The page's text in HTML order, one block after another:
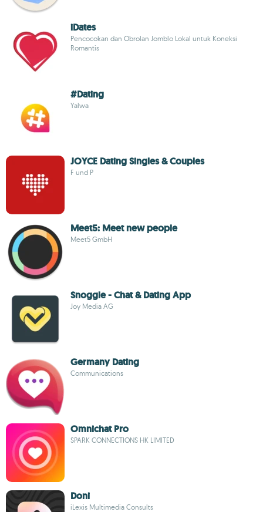
iDates
Pencocokan dan Obrolan Jomblo Lokal untuk Koneksi
Romantis
#Dating
Yalwa
JOYCE Dating Singles & Couples
F und P
Meet5: Meet new people
Meet5 GmbH
Snoggle - Chat & Dating App
Joy Media AG
Germany Dating
Communications
Omnichat Pro
SPARK CONNECTIONS HK LIMITED
Doni
iLexis Multimedia Consults